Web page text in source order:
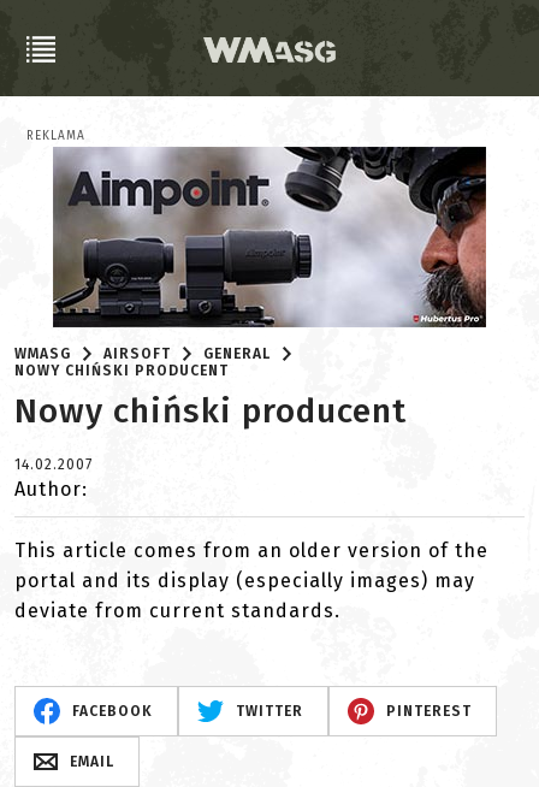
REKLAMA
WMASG AIRSOFT
GENERAL
NOWY CHIŃSKI PRODUCENT
Nowy chiński producent
14.02.2007
Author:
This article comes from an older version of the
portal and its display (especially images) may
deviate from current standards.
FACEBOOK TWITTER PINTEREST
EMAIL